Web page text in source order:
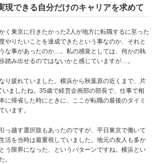
現できる自分だけのキャリアを求めて
く東京に行きたかった2人が地方に転職するに至った
やりたいことを達成できたという事なのか、それと
な事があったのか…。私の感覚としては、何かの執
踏み出せるのではないかと感じていますが…。
り疲れていました。横浜から秋葉原の近くまで、片
ましたね。35歳で経営企画部の部長で、仕事で相
に帰省した時にときに、ここが転職の最後のタイミ
います。
っ越す選択肢もあったのですが、平日東京で働いて
活を当時は最重視していました。地元の友人も多か
う限界になった、というパターンですね。横浜とい
。